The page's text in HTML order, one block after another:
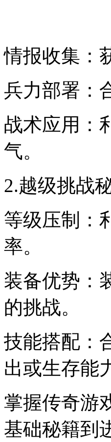
情报收集：
兵力部署：
战术应用：
气。
2.越级挑战
等级压制：
率。
装备优势：
的挑战。
技能搭配：
出或生存能
掌握传奇游
基础秘籍到